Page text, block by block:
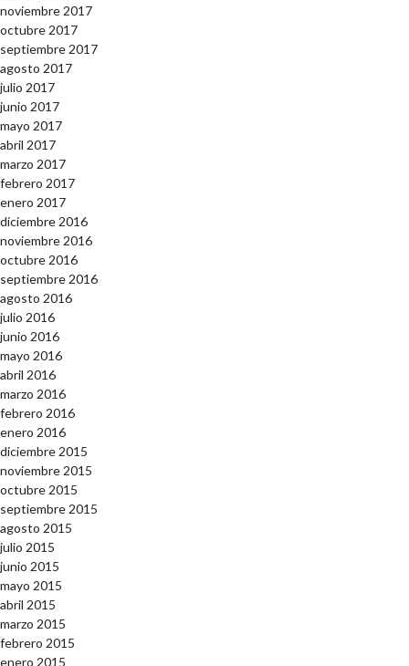
noviembre 2017
octubre 2017
septiembre 2017
agosto 2017
julio 2017
junio 2017
mayo 2017
abril 2017
marzo 2017
febrero 2017
enero 2017
diciembre 2016
noviembre 2016
octubre 2016
septiembre 2016
agosto 2016
julio 2016
junio 2016
mayo 2016
abril 2016
marzo 2016
febrero 2016
enero 2016
diciembre 2015
noviembre 2015
octubre 2015
septiembre 2015
agosto 2015
julio 2015
junio 2015
mayo 2015
abril 2015
marzo 2015
febrero 2015
enero 2015